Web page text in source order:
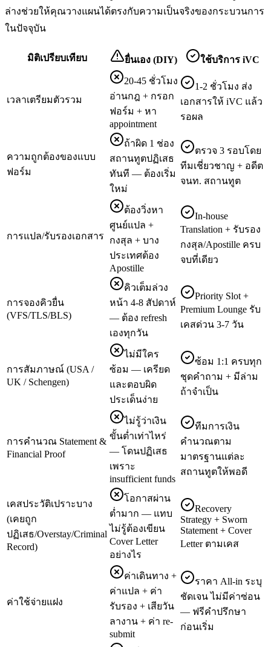
ล่างช่วยให้คุณวางแผนได้ตรงกับความเป็นจริงของกระบวนการ
ในปัจจุบัน
มิติเปรียบเทียบ ยื่นเอง (DIY) ใช้บริการ iVC
เวลาเตรียมตัวรวม
20-45 ชั่วโมง
อ่านกฎ + กรอก
ฟอร์ม + หา
appointment
1-2 ชั่วโมง ส่ง
เอกสารให้ iVC แล้ว
รอผล
ความถูกต้องของแบบ
ฟอร์ม
ถ้าผิด 1 ช่อง
สถานทูตปฏิเสธ
ทันที — ต้องเริ่ม
ใหม่
ตรวจ 3 รอบโดย
ทีมเชี่ยวชาญ + อดีต
จนท. สถานทูต
การแปล/รับรองเอกสาร
ต้องวิ่งหา
ศูนย์แปล +
กงสุล + บาง
ประเทศต้อง
Apostille
In-house
Translation + รับรอง
กงสุล/Apostille ครบ
จบที่เดียว
การจองคิวยื่น
(VFS/TLS/BLS)
คิวเต็มล่วง
หน้า 4-8 สัปดาห์
— ต้อง refresh
เองทุกวัน
Priority Slot +
Premium Lounge รับ
เคสด่วน 3-7 วัน
การสัมภาษณ์ (USA /
UK / Schengen)
ไม่มีใคร
ซ้อม — เครียด
และตอบผิด
ประเด็นง่าย
ซ้อม 1:1 ครบทุก
ชุดคำถาม + มีล่าม
ถ้าจำเป็น
การคำนวณ Statement &
Financial Proof
ไม่รู้ว่าเงิน
ขั้นต่ำเท่าไหร่
— โดนปฏิเสธ
เพราะ
insufficient funds
ทีมการเงิน
คำนวณตาม
มาตรฐานแต่ละ
สถานทูตให้พอดี
เคสประวัติเปราะบาง
(เคยถูก
ปฏิเสธ/Overstay/Criminal
Record)
โอกาสผ่าน
ต่ำมาก — แทบ
ไม่รู้ต้องเขียน
Cover Letter
อย่างไร
Recovery
Strategy + Sworn
Statement + Cover
Letter ตามเคส
ค่าใช้จ่ายแฝง
ค่าเดินทาง +
ค่าแปล + ค่า
รับรอง + เสียวัน
ลางาน + ค่า re-
submit
ราคา All-in ระบุ
ชัดเจน ไม่มีค่าซ่อน
— ฟรีคำปรึกษา
ก่อนเริ่ม